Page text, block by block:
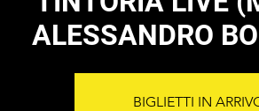
ALESSANDRO
BIGLIETTI IN